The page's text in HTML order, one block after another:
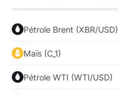
Pétrole Brent (XBR/USD)
Maïs (C_1)
Pétrole WTI (WTI/USD)